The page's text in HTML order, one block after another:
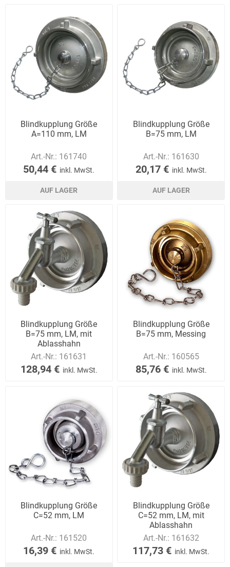
Blindkupplung Größe
A=110 mm, LM
Art.-Nr.: 161740
50,44 € inkl. MwSt.
AUF LAGER
Blindkupplung Größe
B=75 mm, LM
Art.-Nr.: 161630
20,17 € inkl. MwSt.
AUF LAGER
Blindkupplung Größe
B=75 mm, LM, mit
Ablasshahn
Art.-Nr.: 161631
128,94 € inkl. MwSt.
Blindkupplung Größe
B=75 mm, Messing
Art.-Nr.: 160565
85,76 € inkl. MwSt.
Blindkupplung Größe
C=52 mm, LM
Art.-Nr.: 161520
16,39 € inkl. MwSt.
Blindkupplung Größe
C=52 mm, LM, mit
Ablasshahn
Art.-Nr.: 161632
117,73 € inkl. MwSt.